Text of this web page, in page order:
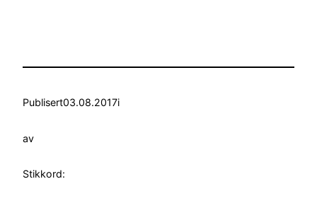
Publisert03.08.2017i
av
Stikkord: